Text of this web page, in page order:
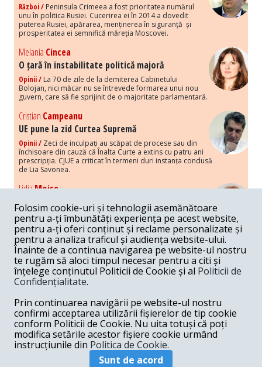
Război / Peninsula Crimeea a fost prioritatea numărul
unu în politica Rusiei. Cucerirea ei în 2014 a dovedit
puterea Rusiei, apărarea, menținerea în siguranță și
prosperitatea ei semnifică măreția Moscovei.
Melania Cincea
O țară în instabilitate politică majoră
Opinii / La 70 de zile de la demiterea Cabinetului
Bolojan, nici măcar nu se întrevede formarea unui nou
guvern, care să fie sprijinit de o majoritate parlamentară.
Cristian Campeanu
UE pune la zid Curtea Supremă
Opinii / Zeci de inculpați au scăpat de procese sau din
închisoare din cauză că Înalta Curte a extins cu patru ani
prescripția. CJUE a criticat în termeni duri instanța condusă
de Lia Savonea.
LidiaMoise
Costurile economice ale haosului politic
Opinii / Economia nu poate rezista cu retorica falsă a
susținerii intereselor poporului, care, de fapt, ascunde
obsesia menținerii privilegiilor și a averilor unor caste.
Melania Cincea
Noi puseuri de xenofobie din partea românilor
„neaoși”
Periodic, în spațiul public sunt voci care lansează
mesaje xenofobe la adresa câte unui politician care deranjează un
anumit grup politico-mediatic, într-un anumit moment.
ArmandGosu
Unirea cu Moldova: modele istorice
Unirea cu Moldova depinde de intensitatea
amenințării haosului și anarhiei de dincolo de Nistru.
Folosim cookie-uri și tehnologii asemănătoare
pentru a-ți îmbunătăți experiența pe acest website,
pentru a-ți oferi conținut și reclame personalizate și
pentru a analiza traficul și audiența website-ului.
Înainte de a continua navigarea pe website-ul nostru
te rugăm să aloci timpul necesar pentru a citi și
înțelege conținutul Politicii de Cookie și al Politicii de
Confidențialitate.
Prin continuarea navigării pe website-ul nostru
confirmi acceptarea utilizării fișierelor de tip cookie
conform Politicii de Cookie. Nu uita totuși că poți
modifica setările acestor fișiere cookie urmând
instrucțiunile din Politica de Cookie.
Sunt de acord